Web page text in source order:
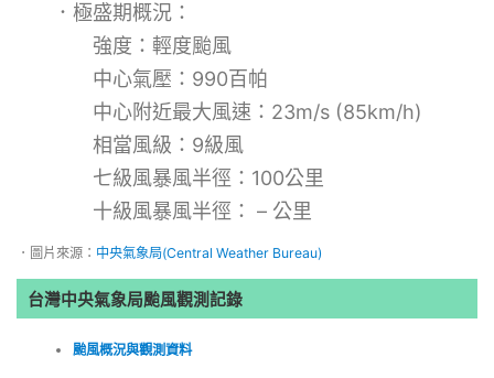
．極盛期概況：
強度：輕度颱風
中心氣壓：990百帕
中心附近最大風速：23m/s (85km/h)
相當風級：9級風
七級風暴風半徑：100公里
十級風暴風半徑： – 公里
．圖片來源： 中央氣象局(Central Weather Bureau)
台灣中央氣象局颱風觀測記錄
颱風概況與觀測資料